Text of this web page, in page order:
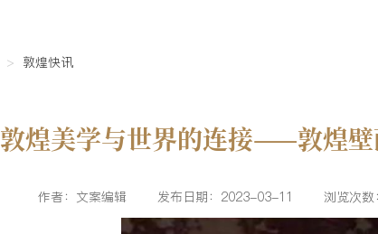
敦煌快讯
敦煌美学与世界的连接——敦煌
作者：文案编辑 发布日期：2023-03-11 浏览次